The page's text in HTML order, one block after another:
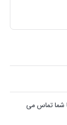
شما تماس می